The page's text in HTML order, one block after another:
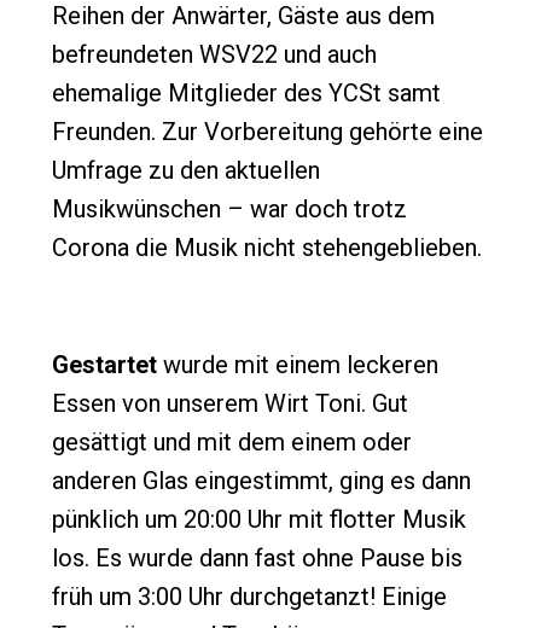
Reihen der Anwärter, Gäste aus dem
befreundeten WSV22 und auch
ehemalige Mitglieder des YCSt samt
Freunden. Zur Vorbereitung gehörte eine
Umfrage zu den aktuellen
Musikwünschen – war doch trotz
Corona die Musik nicht stehengeblieben.
Gestartet wurde mit einem leckeren
Essen von unserem Wirt Toni. Gut
gesättigt und mit dem einem oder
anderen Glas eingestimmt, ging es dann
pünklich um 20:00 Uhr mit flotter Musik
los. Es wurde dann fast ohne Pause bis
früh um 3:00 Uhr durchgetanzt! Einige